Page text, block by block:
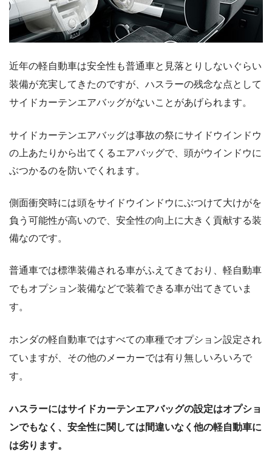
近年の軽自動車は安全性も普通車と見落とりしないぐらい
装備が充実してきたのですが、ハスラーの残念な点として
サイドカーテンエアバッグがないことがあげられます。
サイドカーテンエアバッグは事故の祭にサイドウインドウ
の上あたりから出てくるエアバッグで、頭がウインドウに
ぶつかるのを防いでくれます。
側面衝突時には頭をサイドウインドウにぶつけて大けがを
負う可能性が高いので、安全性の向上に大きく貢献する装
備なのです。
普通車では標準装備される車がふえてきており、軽自動車
でもオプション装備などで装着できる車が出てきていま
す。
ホンダの軽自動車ではすべての車種でオプション設定され
ていますが、その他のメーカーでは有り無しいろいろで
す。
ハスラーにはサイドカーテンエアバッグの設定はオプショ
ンでもなく、安全性に関しては間違いなく他の軽自動車に
は劣ります。